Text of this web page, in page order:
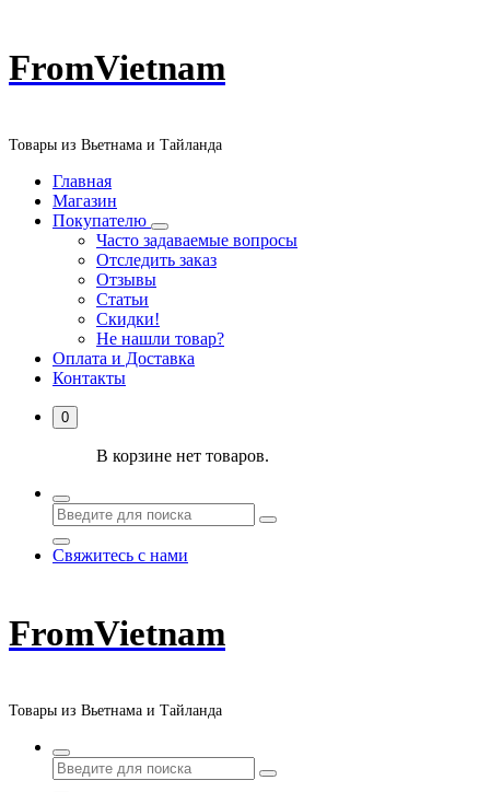
Перейти
к
FromVietnam
Товары из Вьетнама и Тайланда
Главная
Магазин
Покупателю
Часто задаваемые вопросы
Отследить заказ
Отзывы
Статьи
Скидки!
Не нашли товар?
Оплата и Доставка
Контакты
0
В корзине нет товаров.
Свяжитесь с нами
FromVietnam
Товары из Вьетнама и Тайланда